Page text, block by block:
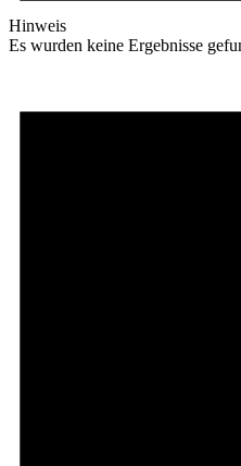
Hinweis
Es wurden keine Ergebnisse